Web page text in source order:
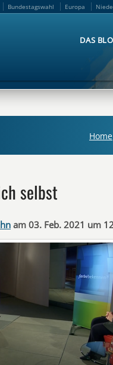
Bundestagswahl Europa
DAS
Home
selbst
am 03. Feb. 2021 um
Bundestagswahl Europa
DAS